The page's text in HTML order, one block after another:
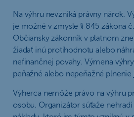
Na výhru nevzniká právny nárok.
je možné v zmysle § 845 zákona
Občiansky zákonník v platnom
žiadať inú protihodnotu alebo
nefinančnej povahy. Výmena
peňažné alebo nepeňažné plnenie
Výherca nemôže právo na výhru
osobu. Organizátor súťaže